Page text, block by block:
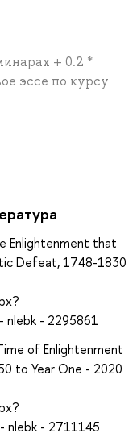
+ 0.2 *
эссе по курсу
Enlightenment that
Defeat, 1748-1830
- 2295861
of Enlightenment
to Year One - 2020
nlebk - 2711145